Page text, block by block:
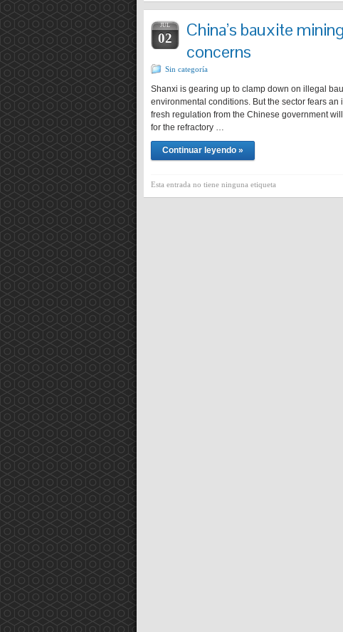
JUL
02
China’s bauxite
concerns
Sin categoría
Shanxi is gearing up to clamp down on illegal
environmental conditions. But the sector fears
fresh regulation from the Chinese government
for the refractory …
Continuar leyendo »
Esta entrada no tiene ninguna etiqueta